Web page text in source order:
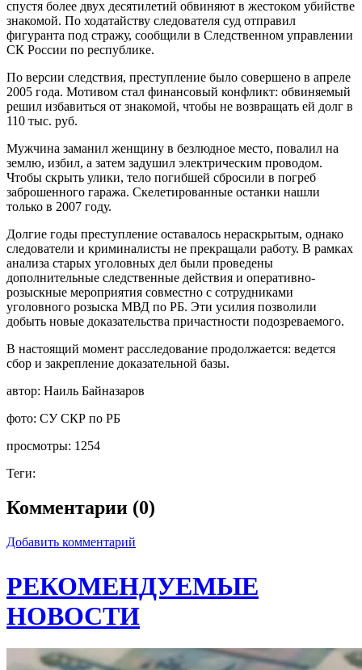
спустя более двух десятилетий обвиняют в жестоком убийстве
знакомой. По ходатайству следователя суд отправил
фигуранта под стражу, сообщили в Следственном управлении
СК России по республике.
По версии следствия, преступление было совершено в апреле
2005 года. Мотивом стал финансовый конфликт: обвиняемый
решил избавиться от знакомой, чтобы не возвращать ей долг в
110 тыс. руб.
Мужчина заманил женщину в безлюдное место, повалил на
землю, избил, а затем задушил электрическим проводом.
Чтобы скрыть улики, тело погибшей сбросили в погреб
заброшенного гаража. Скелетированные останки нашли
только в 2007 году.
Долгие годы преступление оставалось нераскрытым, однако
следователи и криминалисты не прекращали работу. В рамках
анализа старых уголовных дел были проведены
дополнительные следственные действия и оперативно-
розыскные мероприятия совместно с сотрудниками
уголовного розыска МВД по РБ. Эти усилия позволили
добыть новые доказательства причастности подозреваемого.
В настоящий момент расследование продолжается: ведется
сбор и закрепление доказательной базы.
автор: Наиль Байназаров
фото: СУ СКР по РБ
просмотры: 1254
Теги:
Комментарии (0)
Добавить комментарий
РЕКОМЕНДУЕМЫЕ
НОВОСТИ